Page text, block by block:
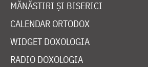
MĂNĂSTIRI ȘI BISERICI
CALENDAR ORTODOX
WIDGET DOXOLOGIA
RADIO DOXOLOGIA